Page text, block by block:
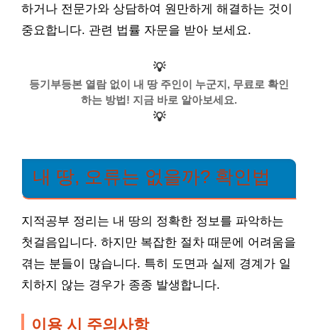
하거나 전문가와 상담하여 원만하게 해결하는 것이
중요합니다. 관련 법률 자문을 받아 보세요.
💡
등기부등본 열람 없이 내 땅 주인이 누군지, 무료로 확인
하는 방법! 지금 바로 알아보세요.
💡
내 땅, 오류는 없을까? 확인법
지적공부 정리는 내 땅의 정확한 정보를 파악하는
첫걸음입니다. 하지만 복잡한 절차 때문에 어려움을
겪는 분들이 많습니다. 특히 도면과 실제 경계가 일
치하지 않는 경우가 종종 발생합니다.
이용 시 주의사항